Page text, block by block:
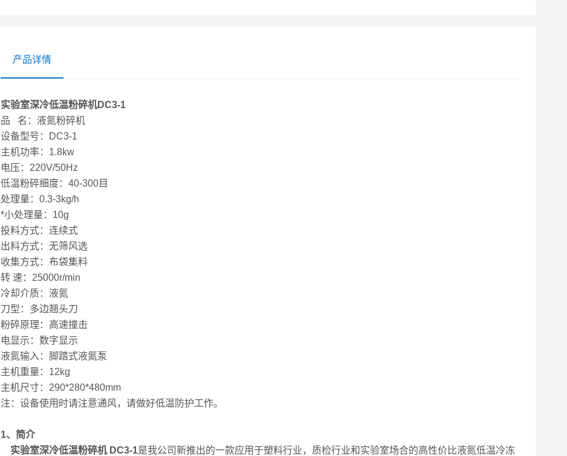
产品详情
实验室深冷低温粉碎机DC3-1
品 名：液氮粉碎机
设备型号：DC3-1
主机功率：1.8kw
电压：220V/50Hz
低温粉碎细度：40-300目
处理量：0.3-3kg/h
*小处理量：10g
投料方式：连续式
出料方式：无筛风选
收集方式：布袋集料
转 速：25000r/min
冷却介质：液氮
刀型：多边翘头刀
粉碎原理：高速撞击
电显示：数字显示
液氮输入：脚踏式液氮泵
主机重量：12kg
主机尺寸：290*280*480mm
注：设备使用时请注意通风，请做好低温防护工作。
1、简介
实验室深冷低温粉碎机 DC3-1是我公司新推出的一款应用于塑料行业，质检行业和实验室场合的高性价比液氮低温冷冻